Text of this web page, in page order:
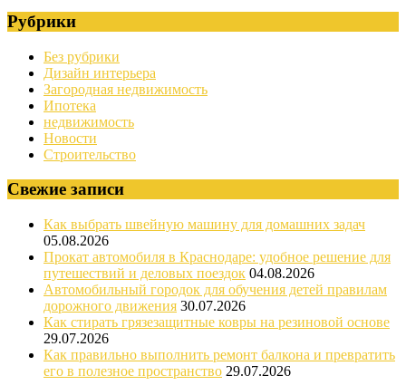
Рубрики
Без рубрики
Дизайн интерьера
Загородная недвижимость
Ипотека
недвижимость
Новости
Строительство
Свежие записи
Как выбрать швейную машину для домашних задач
05.08.2026
Прокат автомобиля в Краснодаре: удобное решение для
путешествий и деловых поездок 04.08.2026
Автомобильный городок для обучения детей правилам
дорожного движения 30.07.2026
Как стирать грязезащитные ковры на резиновой основе
29.07.2026
Как правильно выполнить ремонт балкона и превратить
его в полезное пространство 29.07.2026